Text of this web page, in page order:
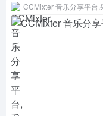
CCMixter 音乐分享平台,